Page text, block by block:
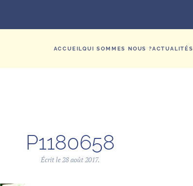
ACCUEILQUI SOMMES NOUS ?ACTUALITÉS
P1180658
Écrit le28 août 2017.